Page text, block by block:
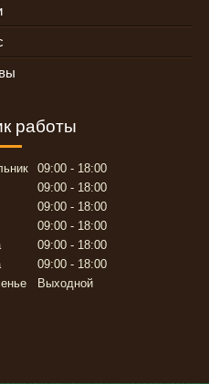
работы
09:00
18:00
09:00
18:00
09:00
18:00
09:00
18:00
09:00
18:00
09:00
18:00
Выходной